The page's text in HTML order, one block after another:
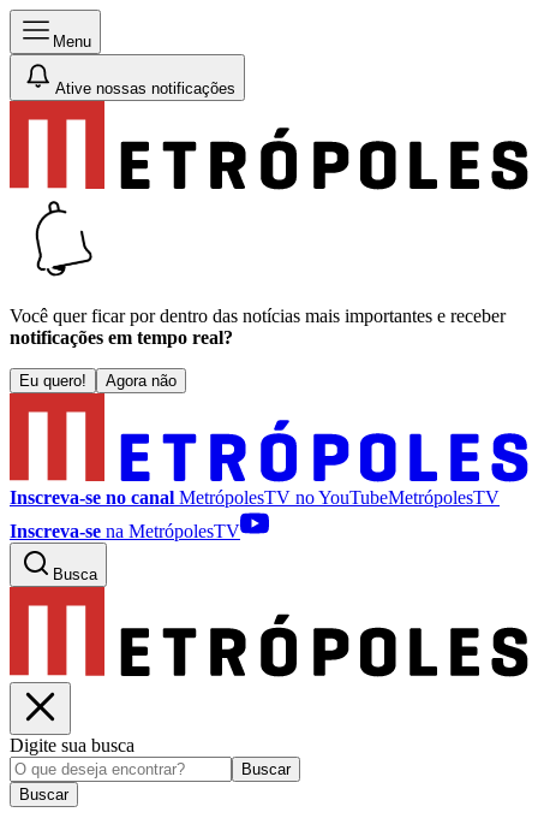
Menu
Ative nossas notificações
Você quer ficar por dentro das notícias mais importantes e receber
notificações em tempo real?
Eu quero! Agora não
Inscreva-se no canal MetrópolesTV noYouTubeMetrópolesTV
Inscreva-se na MetrópolesTV
Busca
Digite sua busca
Buscar
Buscar